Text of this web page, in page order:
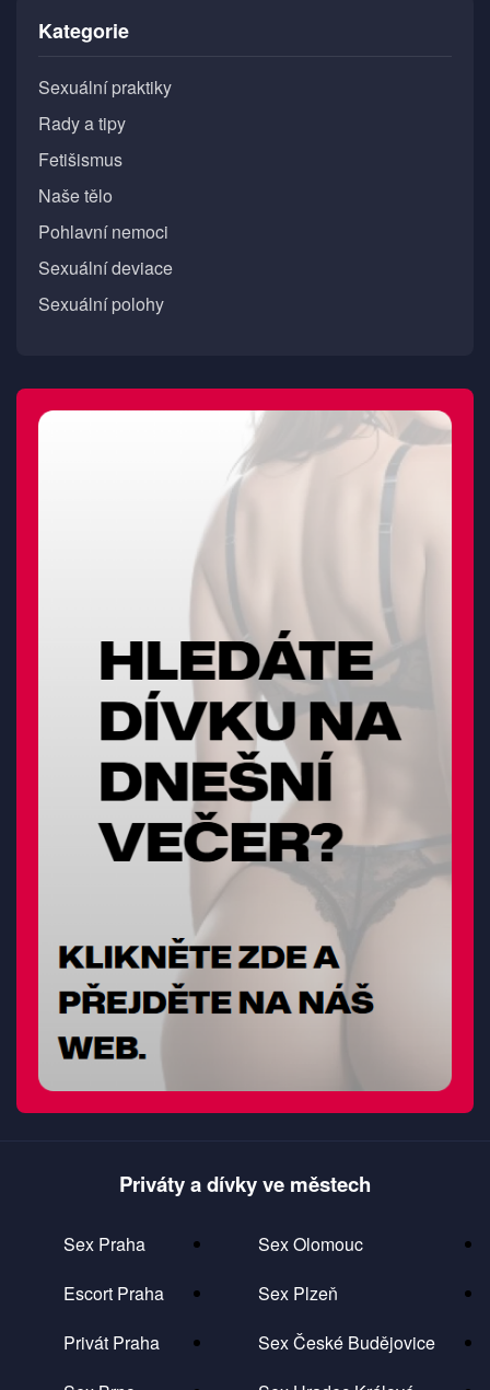
Kategorie
Sexuální praktiky
Rady a tipy
Fetišismus
Naše tělo
Pohlavní nemoci
Sexuální deviace
Sexuální polohy
Priváty a dívky ve městech
Sex Praha
Escort Praha
Privát Praha
Sex Olomouc
Sex Plzeň
Sex České Budějovice